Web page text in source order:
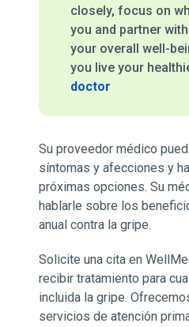
closely, focus on
you and partner
your overall well-
you live your
doctor
Su proveedor médico
síntomas y afecciones y
próximas opciones. Su
hablarle sobre los
anual contra la gripe.
Solicite una cita en
recibir tratamiento para
incluida la gripe.
servicios de atención